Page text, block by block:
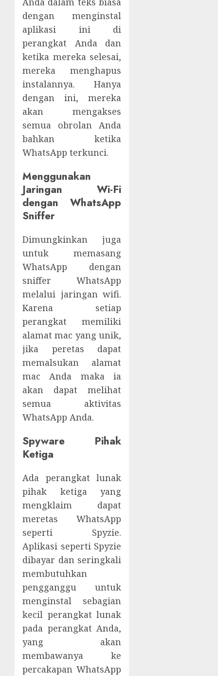
dengan menginstal
aplikasi ini di
perangkat Anda dan
ketika mereka selesai,
mereka menghapus
instalannya. Hanya
dengan ini, mereka
akan mengakses
semua obrolan Anda
bahkan ketika
WhatsApp terkunci.
Menggunakan
Jaringan Wi-Fi
dengan WhatsApp
Sniffer
Dimungkinkan juga
untuk memasang
WhatsApp dengan
sniffer WhatsApp
melalui jaringan wifi.
Karena setiap
perangkat memiliki
alamat mac yang unik,
jika peretas dapat
memalsukan alamat
mac Anda maka ia
akan dapat melihat
semua aktivitas
WhatsApp Anda.
Spyware Pihak
Ketiga
Ada perangkat lunak
pihak ketiga yang
mengklaim dapat
meretas WhatsApp
seperti Spyzie.
Aplikasi seperti Spyzie
dibayar dan seringkali
membutuhkan
pengganggu untuk
menginstal sebagian
kecil perangkat lunak
pada perangkat Anda,
yang akan
membawanya ke
percakapan WhatsApp